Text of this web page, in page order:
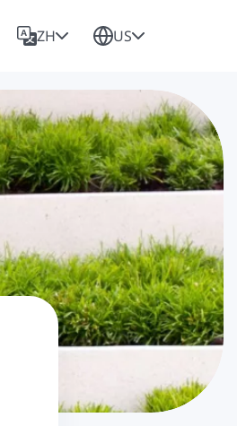
ZH US